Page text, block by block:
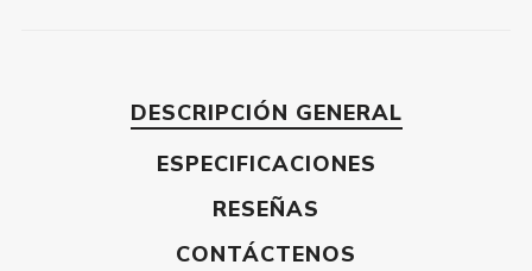
DESCRIPCIÓN GENERAL
ESPECIFICACIONES
RESEÑAS
CONTÁCTENOS